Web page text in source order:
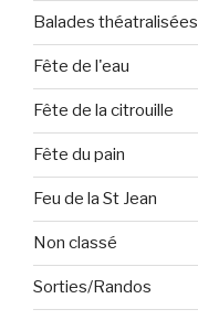
Balades théatralisées
Fête de l'eau
Fête de la citrouille
Fête du pain
Feu de la St Jean
Non classé
Sorties/Randos